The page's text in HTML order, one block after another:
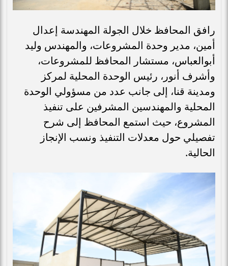
رافق المحافظ خلال الجولة المهندسة إعدال
أمين، مدير وحدة المشروعات، والمهندس وليد
أبوالعباس، مستشار المحافظ للمشروعات،
وأشرف أنور، رئيس الوحدة المحلية لمركز
ومدينة قنا، إلى جانب عدد من مسؤولي الوحدة
المحلية والمهندسين المشرفين على تنفيذ
المشروع، حيث استمع المحافظ إلى شرح
تفصيلي حول معدلات التنفيذ ونسب الإنجاز
الحالية.